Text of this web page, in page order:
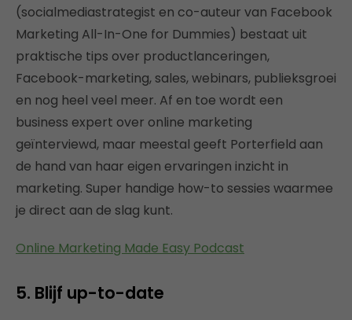
(socialmediastrategist en co-auteur van Facebook
Marketing All-In-One for Dummies) bestaat uit
praktische tips over productlanceringen,
Facebook-marketing, sales, webinars, publieksgroei
en nog heel veel meer. Af en toe wordt een
business expert over online marketing
geïnterviewd, maar meestal geeft Porterfield aan
de hand van haar eigen ervaringen inzicht in
marketing. Super handige how-to sessies waarmee
je direct aan de slag kunt.
Online Marketing Made Easy Podcast
5. Blijf up-to-date